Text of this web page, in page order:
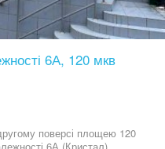
6А, 120 мкв
поверсі площею 120